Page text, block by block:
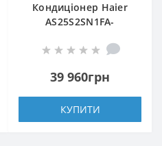
Кондиціонер Haier
AS25S2SN1FA-
39 960грн
КУПИТИ